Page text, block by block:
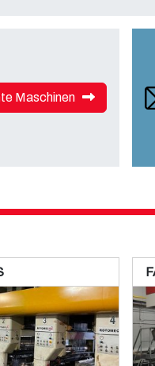
Maschinen